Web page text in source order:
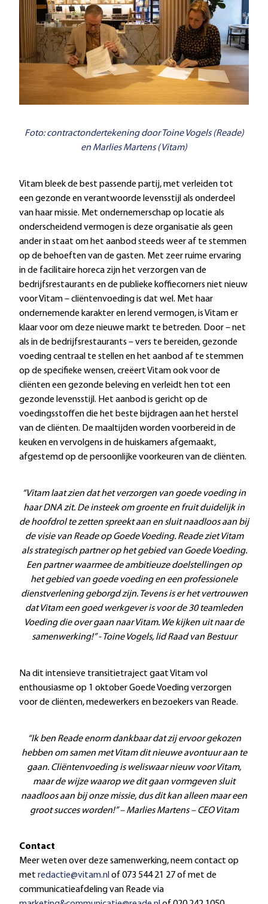
Foto: contractondertekening door Toine Vogels (Reade)
en Marlies Martens (Vitam)
Vitam bleek de best passende partij, met verleiden tot
een gezonde en verantwoorde levensstijl als onderdeel
van haar missie. Met ondernemerschap op locatie als
onderscheidend vermogen is deze organisatie als geen
ander in staat om het aanbod steeds weer af te stemmen
op de behoeften van de gasten. Met zeer ruime ervaring
in de facilitaire horeca zijn het verzorgen van de
bedrijfsrestaurants en de publieke koffiecorners niet nieuw
voor Vitam – cliëntenvoeding is dat wel. Met haar
ondernemende karakter en lerend vermogen, is Vitam er
klaar voor om deze nieuwe markt te betreden. Door – net
als in de bedrijfsrestaurants – vers te bereiden, gezonde
voeding centraal te stellen en het aanbod af te stemmen
op de specifieke wensen, creëert Vitam ook voor de
cliënten een gezonde beleving en verleidt hen tot een
gezonde levensstijl. Het aanbod is gericht op de
voedingsstoffen die het beste bijdragen aan het herstel
van de cliënten. De maaltijden worden voorbereid in de
keuken en vervolgens in de huiskamers afgemaakt,
afgestemd op de persoonlijke voorkeuren van de cliënten.
“Vitam laat zien dat het verzorgen van goede voeding in
haar DNA zit. De insteek om groente en fruit duidelijk in
de hoofdrol te zetten spreekt aan en sluit naadloos aan bij
de visie van Reade op Goede Voeding. Reade ziet Vitam
als strategisch partner op het gebied van Goede Voeding.
Een partner waarmee de ambitieuze doelstellingen op
het gebied van goede voeding en een professionele
dienstverlening geborgd zijn. Tevens is er het vertrouwen
dat Vitam een goed werkgever is voor de 30 teamleden
Voeding die over gaan naar Vitam. We kijken uit naar de
samenwerking!” - Toine Vogels, lid Raad van Bestuur
Na dit intensieve transitietraject gaat Vitam vol
enthousiasme op 1 oktober Goede Voeding verzorgen
voor de cliënten, medewerkers en bezoekers van Reade.
“Ik ben Reade enorm dankbaar dat zij ervoor gekozen
hebben om samen met Vitam dit nieuwe avontuur aan te
gaan. Cliëntenvoeding is weliswaar nieuw voor Vitam,
maar de wijze waarop we dit gaan vormgeven sluit
naadloos aan bij onze missie, dus dit kan alleen maar een
groot succes worden!” – Marlies Martens – CEO Vitam
Contact
Meer weten over deze samenwerking, neem contact op
met redactie@vitam.nlof 073 544 21 27 of met de
communicatieafdeling van Reade via